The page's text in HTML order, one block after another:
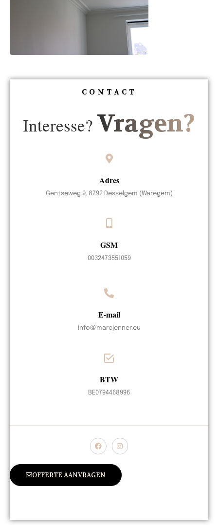
CONTACT
Interesse? Vragen?
Adres
Gentseweg 9. 8792 Desselgem (Waregem)
GSM
0032473551059
E-mail
info@marcjenner.eu
BTW
BE0794468996
OFFERTE AANVRAGEN